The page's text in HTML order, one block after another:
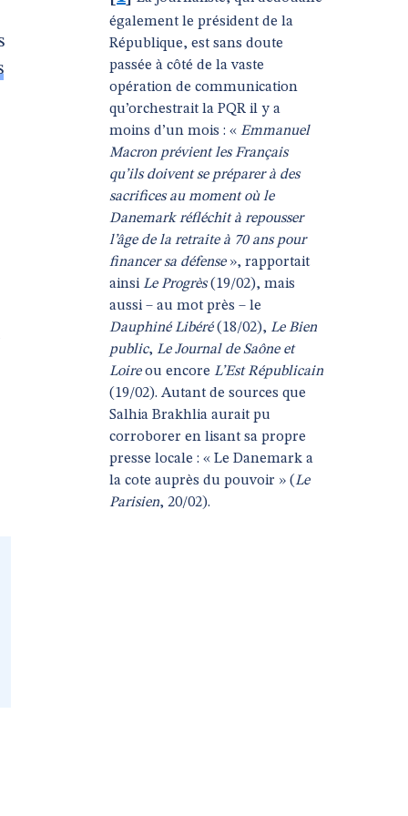
également le président de la
République, est sans doute
passée à côté de la vaste
opération de communication
qu’orchestrait la PQR il y a
moins d’un mois : « Emmanuel
Macron prévient les Français
qu’ils doivent se préparer à des
sacrifices au moment où le
Danemark réfléchit à repousser
l’âge de la retraite à 70 ans pour
financer sa défense», rapportait
ainsi Le Progrès(19/02), mais
aussi – au mot près – le
Dauphiné Libéré(18/02), Le Bien
public, Le Journal de Saône et
Loireou encore L’Est Républicain
(19/02). Autant de sources que
Salhia Brakhlia aurait pu
corroborer en lisant sa propre
presse locale : « Le Danemark a
la cote auprès du pouvoir » (Le
Parisien, 20/02).